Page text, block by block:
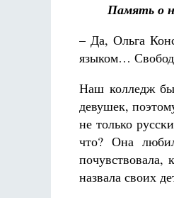
Память о
– Да, Ольга
языком…
Наш колледж
девушек,
не только
что? Она
назвала своих